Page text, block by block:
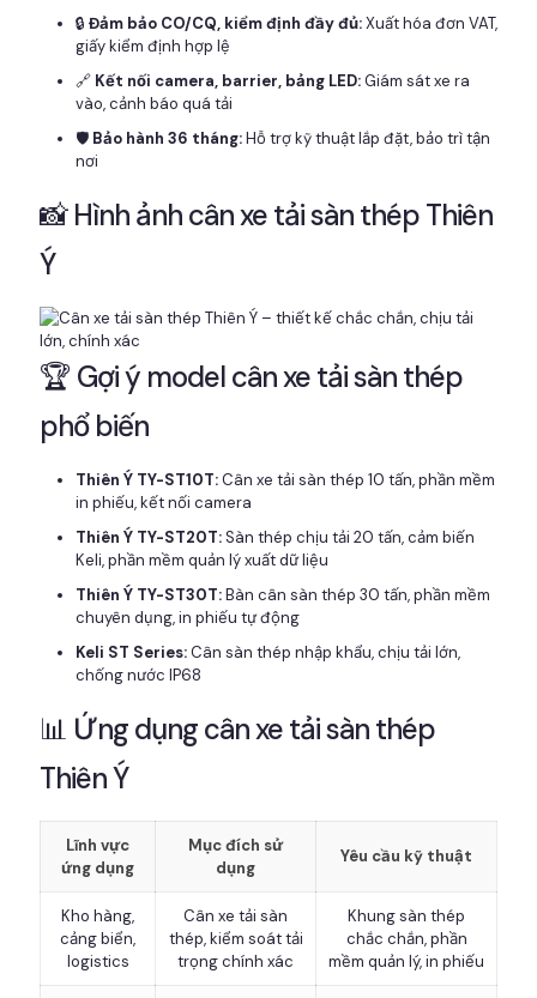
🔒 Đảm bảo CO/CQ, kiểm định đầy đủ:Xuất hóa đơn VAT,
giấy kiểm định hợp lệ
🔗 Kết nối camera, barrier, bảng LED:Giám sát xe ra
vào, cảnh báo quá tải
🛡️ Bảo hành 36 tháng:Hỗ trợ kỹ thuật lắp đặt, bảo trì tận
nơi
📸 Hình ảnh cân xe tải sàn thép Thiên
Ý
🏆 Gợi ý model cân xe tải sàn thép
phổ biến
Thiên Ý TY-ST10T:Cân xe tải sàn thép 10 tấn, phần mềm
in phiếu, kết nối camera
Thiên Ý TY-ST20T:Sàn thép chịu tải 20 tấn, cảm biến
Keli, phần mềm quản lý xuất dữ liệu
Thiên Ý TY-ST30T:Bàn cân sàn thép 30 tấn, phần mềm
chuyên dụng, in phiếu tự động
Keli ST Series:Cân sàn thép nhập khẩu, chịu tải lớn,
chống nước IP68
📊 Ứng dụng cân xe tải sàn thép
Thiên Ý
Lĩnh vực
ứng dụng
Mục đích sử
dụng
Yêu cầu kỹ thuật
Kho hàng,
cảng biển,
logistics
Cân xe tải sàn
thép, kiểm soát tải
trọng chính xác
Khung sàn thép
chắc chắn, phần
mềm quản lý, in phiếu